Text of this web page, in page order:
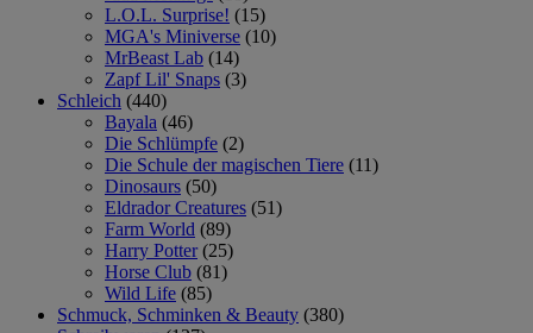
L.O.L. Surprise! (15)
MGA's Miniverse (10)
MrBeast Lab (14)
Zapf Lil' Snaps (3)
Schleich (440)
Bayala (46)
Die Schlümpfe (2)
Die Schule der magischen Tiere (11)
Dinosaurs (50)
Eldrador Creatures (51)
Farm World (89)
Harry Potter (25)
Horse Club (81)
Wild Life (85)
Schmuck, Schminken & Beauty (380)